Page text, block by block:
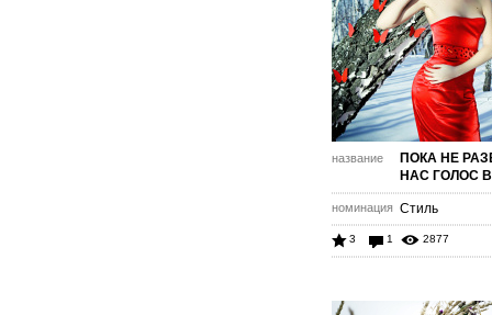
название
ПОКА НЕ
НАС ГОЛОС
номинация Стиль
3 1 2877